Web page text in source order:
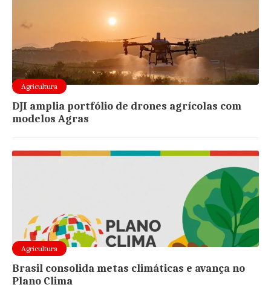
Agricultura
DJI amplia portfólio de drones agrícolas com
modelos Agras
Agricultura
Brasil consolida metas climáticas e avança no
Plano Clima